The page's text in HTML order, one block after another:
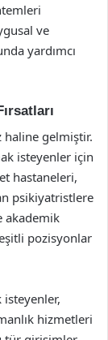
ve
yardımcı
haline gelmiştir.
isteyenler için
hastaneleri,
psikiyatristlere
akademik
pozisyonlar
isteyenler,
hizmetleri